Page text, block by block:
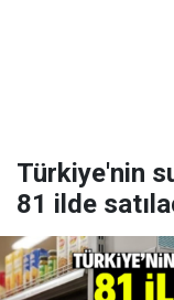
Türkiye'nin
81 ilde